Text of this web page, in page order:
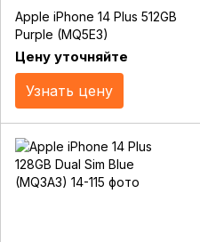
Apple iPhone 14 Plus 512GB
Purple (MQ5E3)
Цену уточняйте
Узнать цену